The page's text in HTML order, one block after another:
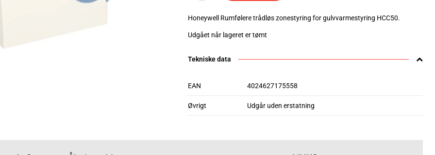
Honeywell Rumfølere trådløs zonestyring for gulvvarmestyring HCC50.
Udgået når lageret er tømt
Tekniske data
EAN 4024627175558
Øvrigt Udgår uden erstatning